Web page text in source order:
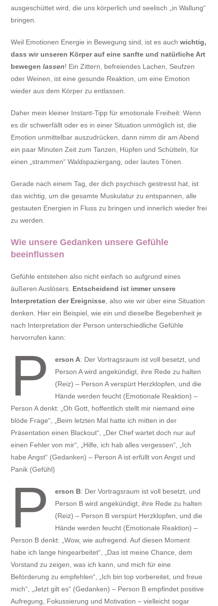
ausgeschüttet wird, die uns körperlich und seelisch „in Wallung“
bringen.
Weil Emotionen Energie in Bewegung sind, ist es auchwichtig,
dass wir unseren Körper auf eine sanfte und natürliche Art
bewegenlassen! Ein Zittern, befreiendes Lachen, Seufzen
oder Weinen, ist eine gesunde Reaktion, um eine Emotion
wieder aus dem Körper zu entlassen.
Daher mein kleiner Instant-Tipp für emotionale Freiheit: Wenn
es dir schwerfällt oder es in einer Situation unmöglich ist, die
Emotion unmittelbar auszudrücken, dann nimm dir am Abend
ein paar Minuten Zeit zum Tanzen, Hüpfen und Schütteln, für
einen „strammen“ Waldspaziergang, oder lautes Tönen.
Gerade nach einem Tag, der dich psychisch gestresst hat, ist
das wichtig, um die gesamte Muskulatur zu entspannen, alle
gestauten Energien in Fluss zu bringen und innerlich wieder frei
zu werden.
Wie unsere Gedanken unsere Gefühle
beeinflussen
Gefühle entstehen also nicht einfach so aufgrund eines
äußeren Auslösers. Entscheidend ist immer unsere
Interpretation der Ereignisse , also wie wir über eine Situation
denken. Hier ein Beispiel, wie ein und dieselbe Begebenheit je
nach Interpretation der Person unterschiedliche Gefühle
hervorrufen kann:
P erson A: Der Vortragsraum ist voll besetzt, und
Person A wird angekündigt, ihre Rede zu halten
(Reiz) – Person A verspürt Herzklopfen, und die
Hände werden feucht (Emotionale Reaktion) –
Person A denkt: „Oh Gott, hoffentlich stellt mir niemand eine
blöde Frage“, „Beim letzten Mal hatte ich mitten in der
Präsentation einen Blackout“, „Der Chef wartet doch nur auf
einen Fehler von mir“, „Hilfe, ich hab alles vergessen“, „Ich
habe Angst“ (Gedanken) – Person A ist erfüllt von Angst und
Panik (Gefühl)
P erson B: Der Vortragsraum ist voll besetzt, und
Person B wird angekündigt, ihre Rede zu halten
(Reiz) – Person B verspürt Herzklopfen, und die
Hände werden feucht (Emotionale Reaktion) –
Person B denkt: „Wow, wie aufregend. Auf diesen Moment
habe ich lange hingearbeitet“, „Das ist meine Chance, dem
Vorstand zu zeigen, was ich kann, und mich für eine
Beförderung zu empfehlen“, „Ich bin top vorbereitet, und freue
mich“, „Jetzt gilt es“ (Gedanken) – Person B empfindet positive
Aufregung, Fokussierung und Motivation – vielleicht sogar